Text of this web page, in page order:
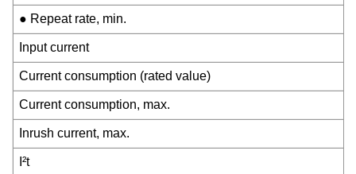
● Repeat rate, min.
Input current
Current consumption (rated value)
Current consumption, max.
Inrush current, max.
I²t